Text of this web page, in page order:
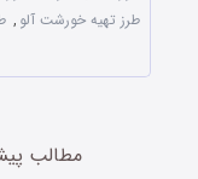
طرز تهیه خورشت آلو ,
مطالب